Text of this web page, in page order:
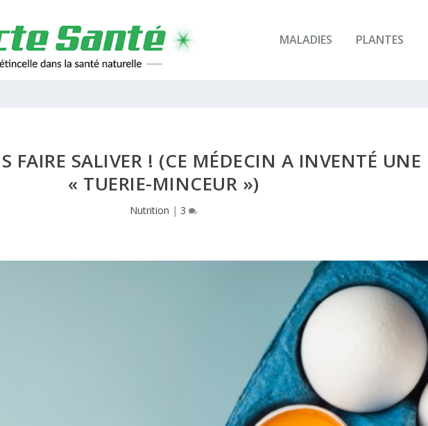
MALADIES PLANTES
FAIRE SALIVER ! (CE MÉDECIN A INVENTÉ UNE
« TUERIE-MINCEUR »)
Nutrition | 3